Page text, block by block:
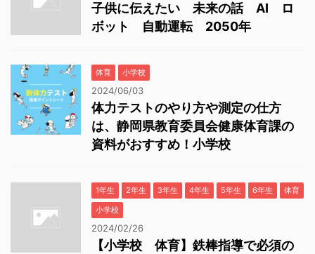
子供に伝えたい 未来の話 AI ロ
ボット 自動運転 2050年
体育 小学校
2024/06/03
体力テストのやり方や測定の仕方
は、静岡県教育委員会健康体育課の
資料がおすすめ！小学校
1年生 2年生 3年生 4年生 5年生 6年生
体育
小学校
2024/02/26
【小学校 体育】鉄棒指導で必須の